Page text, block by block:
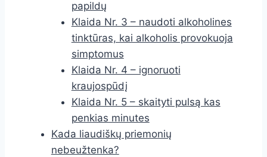
papildų
Klaida Nr. 3 – naudoti alkoholines
tinktūras, kai alkoholis provokuoja
simptomus
Klaida Nr. 4 – ignoruoti
kraujospūdį
Klaida Nr. 5 – skaityti pulsą kas
penkias minutes
Kada liaudiškų priemonių
nebeužtenka?